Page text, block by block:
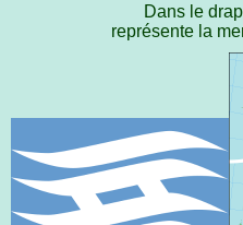
Dans le
représente la